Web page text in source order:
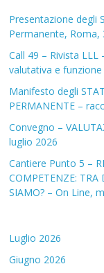
Presentazione degli
Permanente,
Call 49 – Rivista
valutativa e
Manifesto degli
PERMANENTE –
Convegno –
luglio 2026
Cantiere Punto 5 –
COMPETENZE: TRA
SIAMO? – On Line,
Luglio 2026
Giugno 2026